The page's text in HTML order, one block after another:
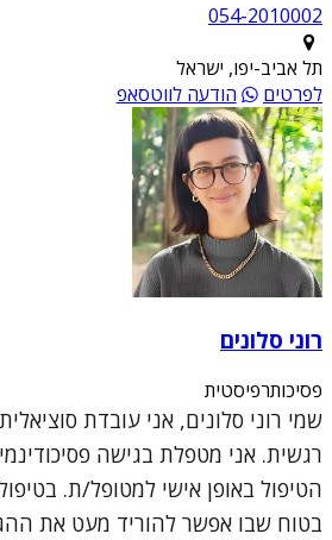
054-2010002
תל אביב-יפו, ישראל
לפרטים
הודעה לווטסאפ
רוני סלונים
פסיכותרפיסטית
שמי רוני סלונים, אני עובדת
רגשית. אני מטפלת בגישה
הטיפול באופן אישי למטופל/ת.
בטוח שבו אפשר להוריד מעט את